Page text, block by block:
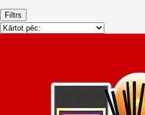
Filtrs